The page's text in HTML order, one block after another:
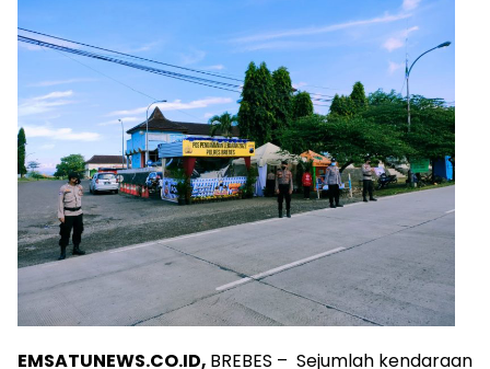
EMSATUNEWS.CO.ID, BREBES – Sejumlah kendaraan